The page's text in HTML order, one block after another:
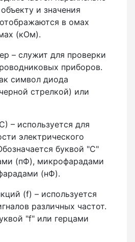
и значения
в омах
(кОм).
– служит для проверки
приборов.
символ диода
стрелкой) или
– используется для
электрического
буквой "С"
(пФ), микрофарадами
(нФ).
(f) – используется
различных частот.
"f" или герцами